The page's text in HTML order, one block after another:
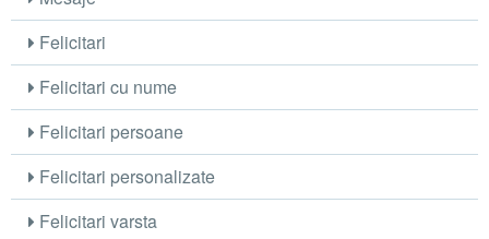
Felicitari
Felicitari cu nume
Felicitari persoane
Felicitari personalizate
Felicitari varsta